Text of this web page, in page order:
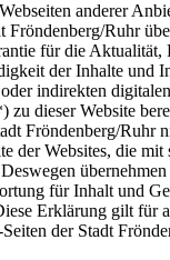
anderer
Fröndenberg/Ruhr
für die Aktualität,
der Inhalte und
indirekten
zu dieser Website
Fröndenberg/Ruhr
der Websites, die
für Inhalt und
Erklärung gilt für
der Stadt